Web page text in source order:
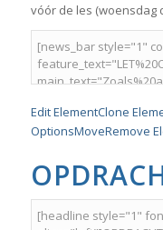
vóór de les (woensdag
Edit ElementClone
OptionsMoveRemove